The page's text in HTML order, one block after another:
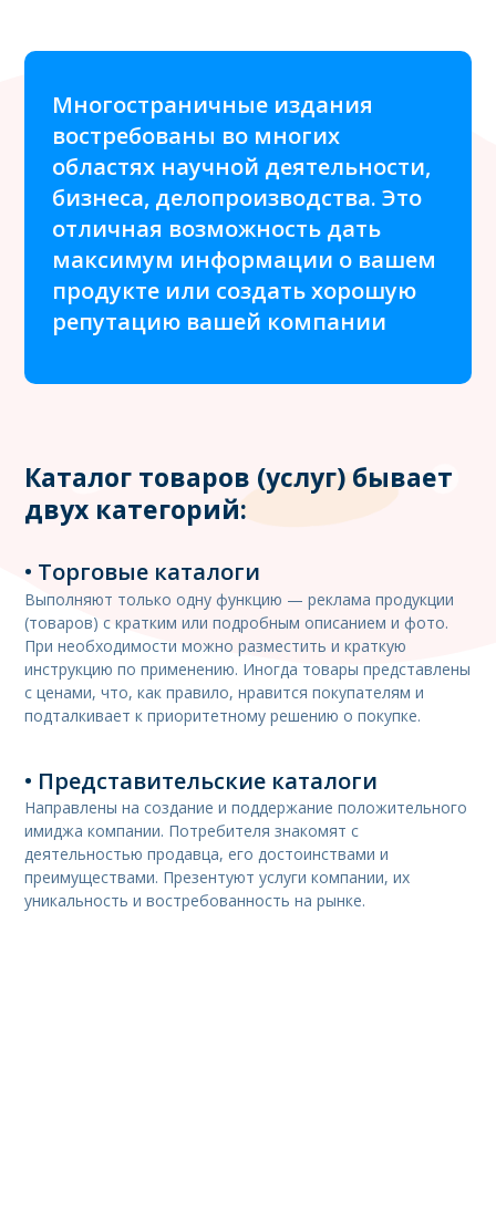
Многостраничные издания
востребованы во многих
областях научной деятельности,
бизнеса, делопроизводства. Это
отличная возможность дать
максимум информации о вашем
продукте или создать хорошую
репутацию вашей компании
Каталог товаров (услуг) бывает
двух категорий:
• Торговые каталоги
Выполняют только одну функцию — реклама продукции
(товаров) с кратким или подробным описанием и фото.
При необходимости можно разместить и краткую
инструкцию по применению. Иногда товары представлены
с ценами, что, как правило, нравится покупателям и
подталкивает к приоритетному решению о покупке.
• Представительские каталоги
Направлены на создание и поддержание положительного
имиджа компании. Потребителя знакомят с
деятельностью продавца, его достоинствами и
преимуществами. Презентуют услуги компании, их
уникальность и востребованность на рынке.